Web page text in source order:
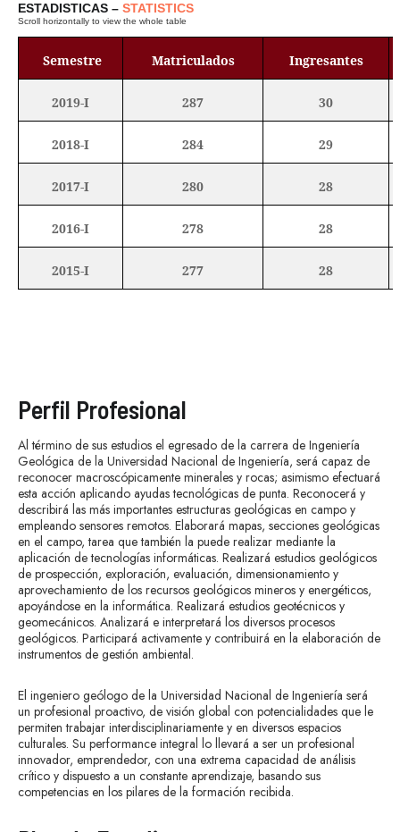
ESTADISTICAS – STATISTICS
Semestre Matriculados Ingresantes
2019-I 287 30
2018-I 284 29
2017-I 280 28
2016-I 278 28
2015-I 277 28
Perfil Profesional
Al término de sus estudios el egresado de la carrera de Ingeniería
Geológica de la Universidad Nacional de Ingeniería, será capaz de
reconocer macroscópicamente minerales y rocas; asimismo efectuará
esta acción aplicando ayudas tecnológicas de punta. Reconocerá y
describirá las más importantes estructuras geológicas en campo y
empleando sensores remotos. Elaborará mapas, secciones geológicas
en el campo, tarea que también la puede realizar mediante la
aplicación de tecnologías informáticas. Realizará estudios geológicos
de prospección, exploración, evaluación, dimensionamiento y
aprovechamiento de los recursos geológicos mineros y energéticos,
apoyándose en la informática. Realizará estudios geotécnicos y
geomecánicos. Analizará e interpretará los diversos procesos
geológicos. Participará activamente y contribuirá en la elaboración de
instrumentos de gestión ambiental.
El ingeniero geólogo de la Universidad Nacional de Ingeniería será
un profesional proactivo, de visión global con potencialidades que le
permiten trabajar interdisciplinariamente y en diversos espacios
culturales. Su performance integral lo llevará a ser un profesional
innovador, emprendedor, con una extrema capacidad de análisis
crítico y dispuesto a un constante aprendizaje, basando sus
competencias en los pilares de la formación recibida.